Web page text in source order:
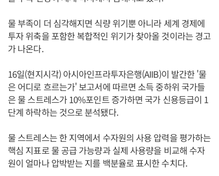
물 부족이 더 심각해지면 식량 위기뿐 아니라 세계 경제에
투자 위축을 포함한 복합적인 위기가 찾아올 것이라는 경고
가 나온다.
16일(현지시각) 아시아인프라투자은행(AIIB)이 발간한 '물
은 어디로 흐르는가' 보고서에 따르면 소득 중하위 국가들
은 물 스트레스가 10%포인트 증가하면 국가 신용등급이 1
단계 하락하는 것으로 분석됐다.
물 스트레스는 한 지역에서 수자원의 사용 압력을 평가하는
핵심 지표로 물 공급 가능량과 실제 사용량을 비교해 수자
원이 얼마나 압박받는 지를 백분율로 표시한 수치다.